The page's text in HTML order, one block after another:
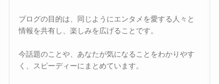
ブログの目的は、同じようにエンタメを愛する人々と
情報を共有し、楽しみを広げることです。
今話題のことや、あなたが気になることをわかりやす
く、スピーディーにまとめています。